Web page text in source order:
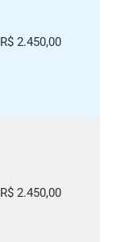
R$ 2.450,00
R$ 2.450,00